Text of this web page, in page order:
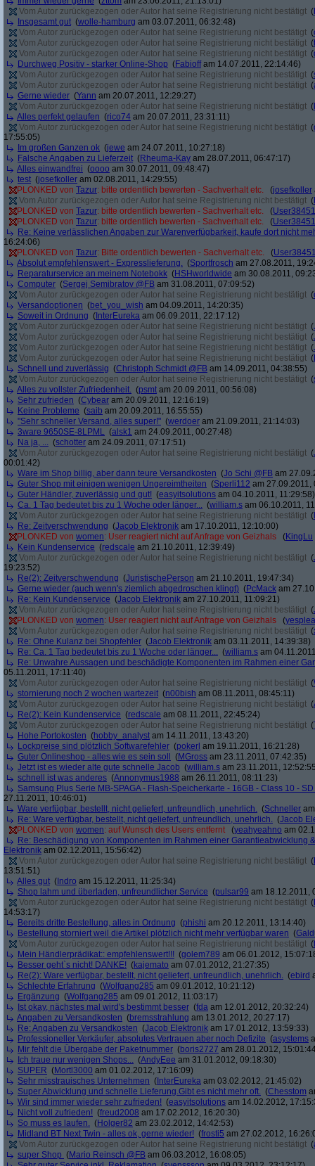
Vom Autor zurückgezogen oder Autor hat seine Registrierung nicht bestätigt (
Insgesamt gut (wolle-hamburg am 03.07.2011, 06:32:48)
Vom Autor zurückgezogen oder Autor hat seine Registrierung nicht bestätigt (
Vom Autor zurückgezogen oder Autor hat seine Registrierung nicht bestätigt (
Vom Autor zurückgezogen oder Autor hat seine Registrierung nicht bestätigt (
Durchweg Positiv - starker Online-Shop (Fabioffam 14.07.2011, 22:14:46)
Vom Autor zurückgezogen oder Autor hat seine Registrierung nicht bestätigt (
Vom Autor zurückgezogen oder Autor hat seine Registrierung nicht bestätigt (
Gerne wieder (Yann am 20.07.2011, 12:29:27)
Vom Autor zurückgezogen oder Autor hat seine Registrierung nicht bestätigt (
Alles perfekt gelaufen (rico74 am 20.07.2011, 23:31:11)
Vom Autor zurückgezogen oder Autor hat seine Registrierung nicht bestätigt (
17:55:05)
Im großen Ganzen ok (jewe am 24.07.2011, 10:27:18)
Falsche Angaben zu Lieferzeit (Rheuma-Kay am 28.07.2011, 06:47:17)
Alles einwandfrei (oooo am 30.07.2011, 09:48:47)
test (josefkoller am 02.08.2011, 14:29:55)
PLONKED von Tazur: bitte ordentlich bewerten - Sachverhalt etc. (josefkoller
Vom Autor zurückgezogen oder Autor hat seine Registrierung nicht bestätigt (
PLONKED von Tazur: bitte ordentlich bewerten - Sachverhalt etc. (
PLONKED von Tazur: bitte ordentlich bewerten - Sachverhalt etc. (
Re: Keine verlässlichen Angaben zur Warenverfügbarkeit, kaufe dort nicht
16:24:06)
PLONKED von Tazur: Bitte ordentlich bewerten - Sachverhalt etc. (
Absolut empfehlenswert - Expresslieferung. (Sportfrosch am 27.08.2011,
Reparaturservice an meinem Notebokk (HSHworldwide am 30.08.2011,
Computer (Sergej Semibratov @FB am 31.08.2011, 07:09:52)
Vom Autor zurückgezogen oder Autor hat seine Registrierung nicht bestätigt (
Versandoptionen (bet_you_wish am 04.09.2011, 14:20:35)
Soweit in Ordnung ( InterEureka am 06.09.2011, 22:17:12)
Vom Autor zurückgezogen oder Autor hat seine Registrierung nicht bestätigt (
Vom Autor zurückgezogen oder Autor hat seine Registrierung nicht bestätigt (
Vom Autor zurückgezogen oder Autor hat seine Registrierung nicht bestätigt (
Vom Autor zurückgezogen oder Autor hat seine Registrierung nicht bestätigt (
Schnell und zuverlässig (Christoph Schmidt @FB am 14.09.2011, 04:38:55)
Vom Autor zurückgezogen oder Autor hat seine Registrierung nicht bestätigt (
Alles zu vollster Zufriedenheit. (psmt am 20.09.2011, 00:56:08)
Sehr zufrieden (Cybear am 20.09.2011, 12:16:19)
Keine Probleme (saib am 20.09.2011, 16:55:55)
"Sehr schneller Versand, alles super!" (werdoer am 21.09.2011, 21:14:03)
3ware 9650SE-8LPML (alsk1 am 24.09.2011, 00:27:48)
Na ja, ... (schotter am 24.09.2011, 07:17:51)
Vom Autor zurückgezogen oder Autor hat seine Registrierung nicht bestätigt (
00:01:42)
Ware im Shop billig, aber dann teure Versandkosten (Jo Schi @FB am
Guter Shop mit einigen wenigen Ungereimtheiten (Sperli112 am 27.09.2011,
Guter Händler, zuverlässig und gut! (easyitsolutions am 04.10.2011, 11:29:58)
Ca. 1 Tag bedeutet bis zu 1 Woche oder länger... (william.s am 06.10.2011,
Vom Autor zurückgezogen oder Autor hat seine Registrierung nicht bestätigt (
Re: Zeitverschwendung (Jacob Elektronik am 17.10.2011, 12:10:00)
PLONKED von women: User reagiert nicht auf Anfrage von Geizhals (KingLu
Kein Kundenservice (redscale am 21.10.2011, 12:39:49)
Vom Autor zurückgezogen oder Autor hat seine Registrierung nicht bestätigt (
19:23:52)
Re(2): Zeitverschwendung (JuristischePerson am 21.10.2011, 19:47:34)
Gerne wieder (auch wenn's ziemlich abgedroschen klingt) (PcMack am
Re: Kein Kundenservice (Jacob Elektronik am 27.10.2011, 11:09:21)
Vom Autor zurückgezogen oder Autor hat seine Registrierung nicht bestätigt (
PLONKED von women: User reagiert nicht auf Anfrage von Geizhals (
Vom Autor zurückgezogen oder Autor hat seine Registrierung nicht bestätigt (
Re: Ohne Kulanz bei Shopfehler (Jacob Elektronik am 03.11.2011, 14:39:38)
Re: Ca. 1 Tag bedeutet bis zu 1 Woche oder länger... (william.s am
Re: Unwahre Aussagen und beschädigte Komponenten im Rahmen einer
05.11.2011, 17:11:40)
Vom Autor zurückgezogen oder Autor hat seine Registrierung nicht bestätigt (
stornierung noch 2 wochen wartezeit (n00bish am 08.11.2011, 08:45:11)
Vom Autor zurückgezogen oder Autor hat seine Registrierung nicht bestätigt (
Re(2): Kein Kundenservice (redscale am 08.11.2011, 22:45:24)
Vom Autor zurückgezogen oder Autor hat seine Registrierung nicht bestätigt (
Hohe Portokosten (hobby_analyst am 14.11.2011, 13:43:20)
Lockpreise sind plötzlich Softwarefehler (pokerl am 19.11.2011, 16:21:28)
Guter Onlineshop - alles wie es sein soll
(MGross am 23.11.2011, 07:42:35)
Jetzt ist es wieder alte gute schnelle Jacob (william.s am 23.11.2011,
schnell ist was anderes (Annonymus1988 am 26.11.2011, 08:11:23)
Samsung Plus Serie MB-SPAGA - Flash-Speicherkarte - 16GB - Class 10 -
27.11.2011, 10:46:01)
Ware verfügbar, bestellt, nicht geliefert, unfreundlich, unehrlich. (Schneller
Re: Ware verfügbar, bestellt, nicht geliefert, unfreundlich, unehrlich. (Jacob
PLONKED von women: auf Wunsch des Users entfernt (yeahyeahno am
Re: Beschädigung von Komponenten im Rahmen einer Garantieabwicklung
Elektronik am 02.12.2011, 15:56:42)
Vom Autor zurückgezogen oder Autor hat seine Registrierung nicht bestätigt (
13:51:51)
Alles gut ( Indro am 15.12.2011, 11:25:34)
Shop lahm und überladen, unfreundlicher Service (pulsar99 am 18.12.2011,
Vom Autor zurückgezogen oder Autor hat seine Registrierung nicht bestätigt (
14:53:17)
Bereits dritte Bestellung, alles in Ordnung (phishi am 20.12.2011, 13:14:40)
Bestellung storniert weil die Artikel plötzlich nicht mehr verfügbar waren (
Vom Autor zurückgezogen oder Autor hat seine Registrierung nicht bestätigt (
Mein Händlerprädikat:: empfehlenswert!!! (golem789 am 06.01.2012,
Besser geht`s nicht! DANKE! (kajemato am 07.01.2012, 21:27:35)
Re(2): Ware verfügbar, bestellt, nicht geliefert, unfreundlich, unehrlich. (ebird
Schlechte Erfahrung (Wolfgang285 am 09.01.2012, 10:21:12)
Ergänzung (Wolfgang285 am 09.01.2012, 11:03:17)
Ist okay, nächstes mal wird's bestimmt besser (fda am 12.01.2012, 20:32:24)
Angaben zu Versandkosten (bremsstrahlung am 13.01.2012, 20:27:17)
Re: Angaben zu Versandkosten (Jacob Elektronik am 17.01.2012, 13:59:33)
Professioneller Verkäufer, absolutes Vertrauen aber noch Defizite (asystems
Mir fehlt die Übergabe der Paketnummer (boris2727 am 28.01.2012,
Ich traue nur wenigen Shops... (AndyEee am 31.01.2012, 09:18:30)
SUPER (Mortl3000 am 01.02.2012, 17:16:09)
Sehr misstrauisches Unternehmen ( InterEureka am 03.02.2012, 21:45:02)
Super Abwicklung und schnelle Lieferung.Gibt es nicht mehr oft. (Chesstom
Wir sind immer wieder sehr zufrieden! (easyitsolutions am 14.02.2012,
Nicht voll zufrieden! (freud2008 am 17.02.2012, 16:20:30)
So muss es laufen. (Holger82 am 23.02.2012, 14:42:53)
Midland BT Next Twin - alles ok, gerne wieder! (frosti5 am 27.02.2012,
Vom Autor zurückgezogen oder Autor hat seine Registrierung nicht bestätigt (
super Shop (Mario Reinsch @FB am 06.03.2012, 16:08:05)